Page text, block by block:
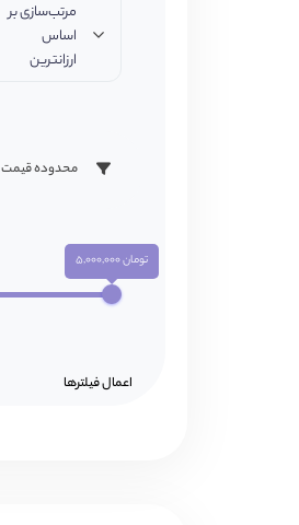
مرتب‌سازی بر
اساس
ارزانترین
محدوده قیمت
تومان 5,000,000
اعمال فیلتر‌ها